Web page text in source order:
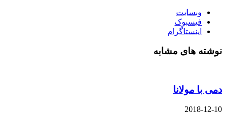
وبسایت
فیسبوک
اینستاگرام
نوشته های مشابه
دمی با مولانا
2018-12-10